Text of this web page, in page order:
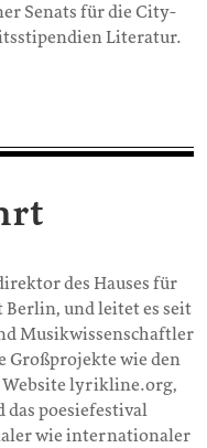
Senats für die City-
Literatur.
des Hauses für
und leitet es seit
Musikwissenschaftler
wie den
Website lyrikline.org,
das poesiefestival
wie internationaler